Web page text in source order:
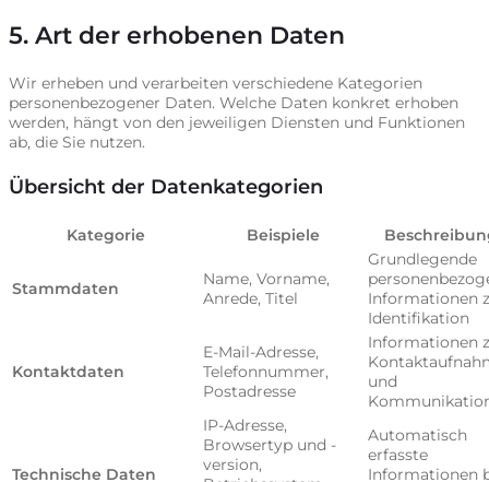
5. Art der erhobenen Daten
Wir erheben und verarbeiten verschiedene Kategorien
personenbezogener Daten. Welche Daten konkret erhoben
werden, hängt von den jeweiligen Diensten und Funktionen
ab, die Sie nutzen.
Übersicht der Datenkategorien
Kategorie Beispiele
Stammdaten
Name, Vorname,
Anrede, Titel
Grundlegende
Informationen
Identifikation
Kontaktdaten
E-Mail-Adresse,
Telefonnummer,
Postadresse
Informationen
und
Technische Daten
IP-Adresse,
Browsertyp und -
version,
Automatisch
erfasste
Informationen